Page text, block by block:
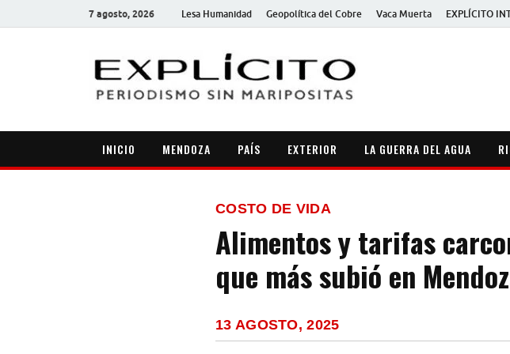
7 agosto, 2026 Lesa Humanidad Geopolítica del Cobre Vaca Muerta EXPLÍCITO
INICIO MENDOZA PAÍS EXTERIOR LA GUERRA DEL AGUA
COSTO DE VIDA
Alimentos y tarifas
que más subió en
13 AGOSTO, 2025